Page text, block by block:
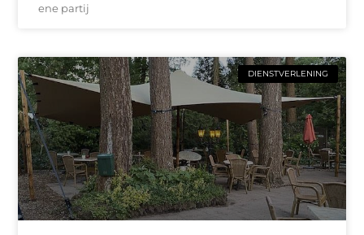
ene partij
DIENSTVERLENING